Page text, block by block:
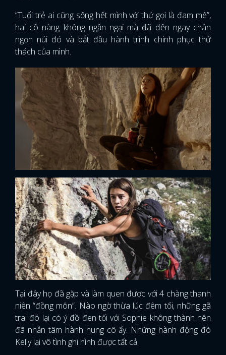
“Tuổi trẻ ai cũng sống hết mình với thứ gọi là đam mê”,
hai cô nàng không ngần ngại mà đã đến ngay chân
ngọn núi đó và bắt đầu hành trình chinh phục thử
thách của mình.
Tại đây họ đã gặp và làm quen được với 4 chàng thanh
niên “đồng môn”. Nào ngờ thừa lúc đêm tối, những gã
trai đó lại có ý đồ đen tối với Sophie không thành nên
đã nhẫn tâm hành hung cô ấy. Những hành động đó
Kelly lại vô tình ghi hình được tất cả.